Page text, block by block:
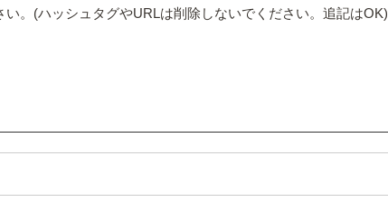
い。(ハッシュタグやURLは削除しないでください。追記はOK)